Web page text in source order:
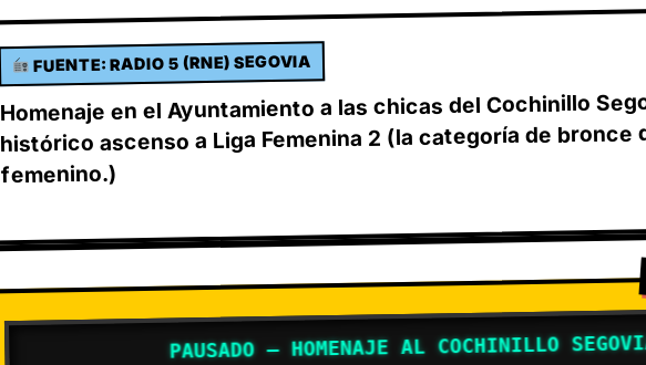
FUENTE: RADIO 5 (RNE) SEGOVIA
Homenaje en el Ayuntamiento a las chicas del Cochinillo
histórico ascenso a Liga Femenina 2 (la categoría de bronce
femenino.)
PAUSADO – HOMENAJE AL COCHINILLO SEGOVIANO –